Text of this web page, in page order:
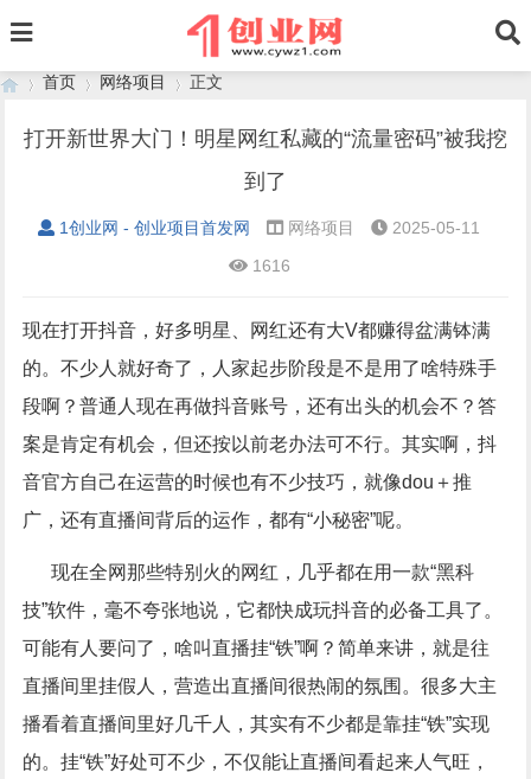
首页 网络项目 正文
打开新世界大门！明星网红私藏的“流量密码”被我挖
到了
1创业网 - 创业项目首发网 网络项目
2025-05-11
1616
现在打开抖音，好多明星、网红还有大V都赚得盆满钵满
的。不少人就好奇了，人家起步阶段是不是用了啥特殊手
段啊？普通人现在再做抖音账号，还有出头的机会不？答
案是肯定有机会，但还按以前老办法可不行。其实啊，抖
音官方自己在运营的时候也有不少技巧，就像dou ＋推
广，还有直播间背后的运作，都有“小秘密”呢。
现在全网那些特别火的网红，几乎都在用一款“黑科
技”软件，毫不夸张地说，它都快成玩抖音的必备工具了。
可能有人要问了，啥叫直播挂“铁”啊？简单来讲，就是往
直播间里挂假人，营造出直播间很热闹的氛围。很多大主
播看着直播间里好几千人，其实有不少都是靠挂“铁”实现
的。挂“铁”好处可不少，不仅能让直播间看起来人气旺，